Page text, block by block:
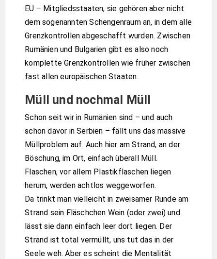
EU – Mitgliedsstaaten, sie gehören aber nicht
dem sogenannten Schengenraum an, in dem alle
Grenzkontrollen abgeschafft wurden. Zwischen
Rumänien und Bulgarien gibt es also noch
komplette Grenzkontrollen wie früher zwischen
fast allen europäischen Staaten.
Müll und nochmal Müll
Schon seit wir in Rumänien sind – und auch
schon davor in Serbien – fällt uns das massive
Müllproblem auf. Auch hier am Strand, an der
Böschung, im Ort, einfach überall Müll.
Flaschen, vor allem Plastikflaschen liegen
herum, werden achtlos weggeworfen.
Da trinkt man vielleicht in zweisamer Runde am
Strand sein Fläschchen Wein (oder zwei) und
lässt sie dann einfach leer dort liegen. Der
Strand ist total vermüllt, uns tut das in der
Seele weh. Aber es scheint die Mentalität